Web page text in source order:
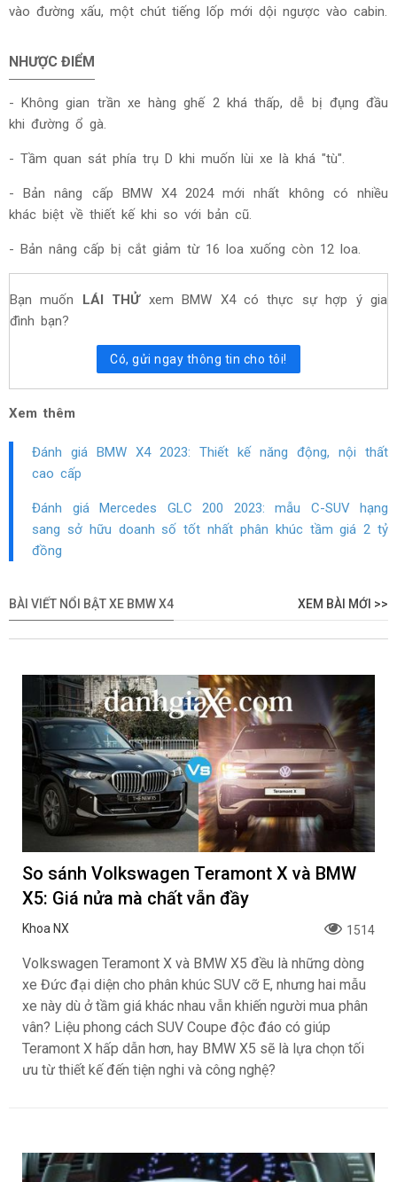
vào đường xấu, một chút tiếng lốp mới dội ngược vào cabin.
NHƯỢC ĐIỂM
- Không gian trần xe hàng ghế 2 khá thấp, dễ bị đụng đầu
khi đường ổ gà.
- Tầm quan sát phía trụ D khi muốn lùi xe là khá "tù".
- Bản nâng cấp BMW X4 2024 mới nhất không có nhiều
khác biệt về thiết kế khi so với bản cũ.
- Bản nâng cấp bị cắt giảm từ 16 loa xuống còn 12 loa.
Bạn muốn LÁI THỬxem BMW X4 có thực sự hợp ý gia
đình bạn?
Có, gửi ngay thông tin cho tôi!
Xem thêm
Đánh giá BMW X4 2023: Thiết kế năng động, nội thất
cao cấp
Đánh giá Mercedes GLC 200 2023: mẫu C-SUV hạng
sang sở hữu doanh số tốt nhất phân khúc tầm giá 2 tỷ
đồng
BÀI VIẾT NỔI BẬT XE BMW X4 XEM BÀI MỚI >>
So sánh Volkswagen Teramont X và BMW
X5: Giá nửa mà chất vẫn đầy
Khoa NX 1514
Volkswagen Teramont X và BMW X5 đều là những dòng
xe Đức đại diện cho phân khúc SUV cỡ E, nhưng hai mẫu
xe này dù ở tầm giá khác nhau vẫn khiến người mua phân
vân? Liệu phong cách SUV Coupe độc đáo có giúp
Teramont X hấp dẫn hơn, hay BMW X5 sẽ là lựa chọn tối
ưu từ thiết kế đến tiện nghi và công nghệ?